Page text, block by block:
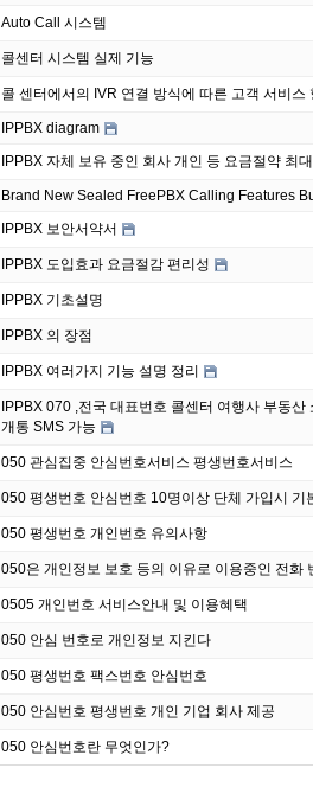
Auto Call 시스템
콜센터 시스템 실제 기능
콜 센터에서의 IVR 연결 방식에 따른 고객 서비스
IPPBX diagram
IPPBX 자체 보유 중인 회사 개인 등 요금절약
Brand New Sealed FreePBX
IPPBX 보안서약서
IPPBX 도입효과 요금절감 편리성
IPPBX 기초설명
IPPBX 의 장점
IPPBX 여러가지 기능 설명 정리
IPPBX 070 ,전국 대표번호 콜센터 여행사 부동
개통 SMS 가능
050 관심집중 안심번호서비스 평생번호서비스
050 평생번호 안심번호 10명이상 단체 가입시 기
050 평생번호 개인번호 유의사항
050은 개인정보 보호 등의 이유로 이용중인 전화
0505 개인번호 서비스안내 및 이용혜택
050 안심 번호로 개인정보 지킨다
050 평생번호 팩스번호 안심번호
050 안심번호 평생번호 개인 기업 회사 제공
050 안심번호란 무엇인가?